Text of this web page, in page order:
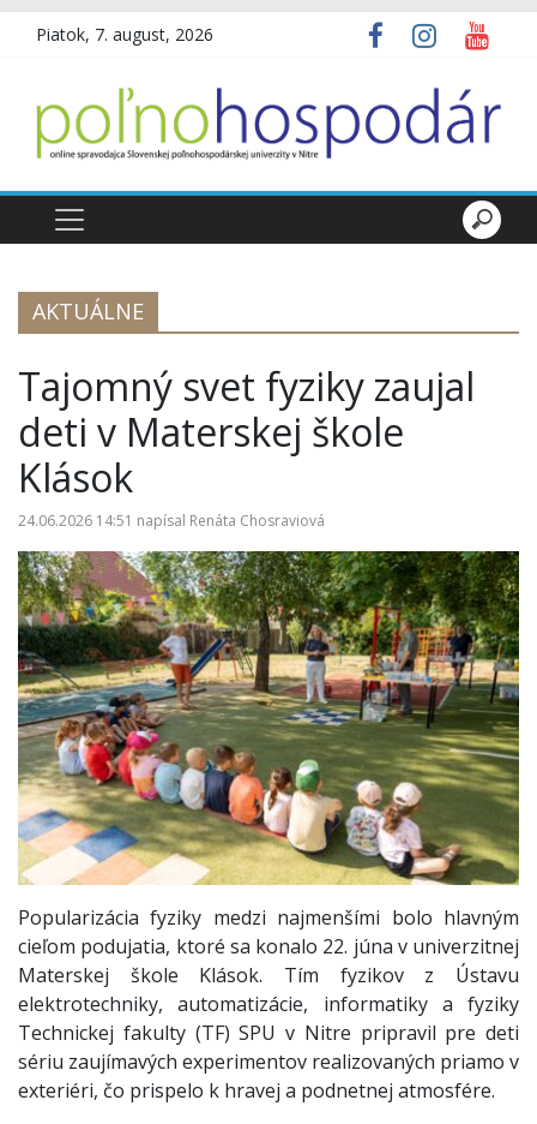
Piatok, 7. august, 2026
AKTUÁLNE
Tajomný svet fyziky zaujal
deti v Materskej škole
Klások
24.06.2026 14:51 napísal Renáta Chosraviová
Popularizácia fyziky medzi najmenšími bolo hlavným
cieľom podujatia, ktoré sa konalo 22. júna v univerzitnej
Materskej škole Klások. Tím fyzikov z Ústavu
elektrotechniky, automatizácie, informatiky a fyziky
Technickej fakulty (TF) SPU v Nitre pripravil pre deti
sériu zaujímavých experimentov realizovaných priamo v
exteriéri, čo prispelo k hravej a podnetnej atmosfére.